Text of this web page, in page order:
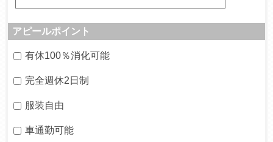
アピールポイント
有休100％消化可能
完全週休2日制
服装自由
車通勤可能